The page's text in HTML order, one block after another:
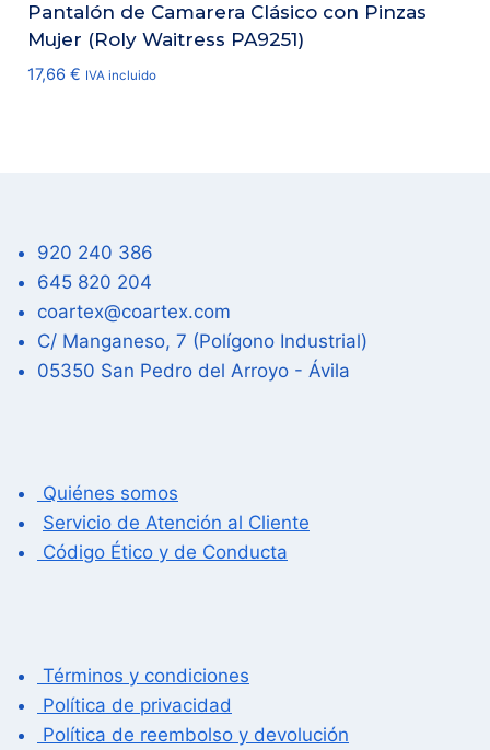
Pantalón de Camarera Clásico con Pinzas
Mujer (Roly Waitress PA9251)
17,66 € IVA incluido
920 240 386
645 820 204
coartex@coartex.com
C/ Manganeso, 7 (Polígono Industrial)
05350 San Pedro del Arroyo - Ávila
Quiénes somos
Servicio de Atención al Cliente
Código Ético y de Conducta
Términos y condiciones
Política de privacidad
Política de reembolso y devolución